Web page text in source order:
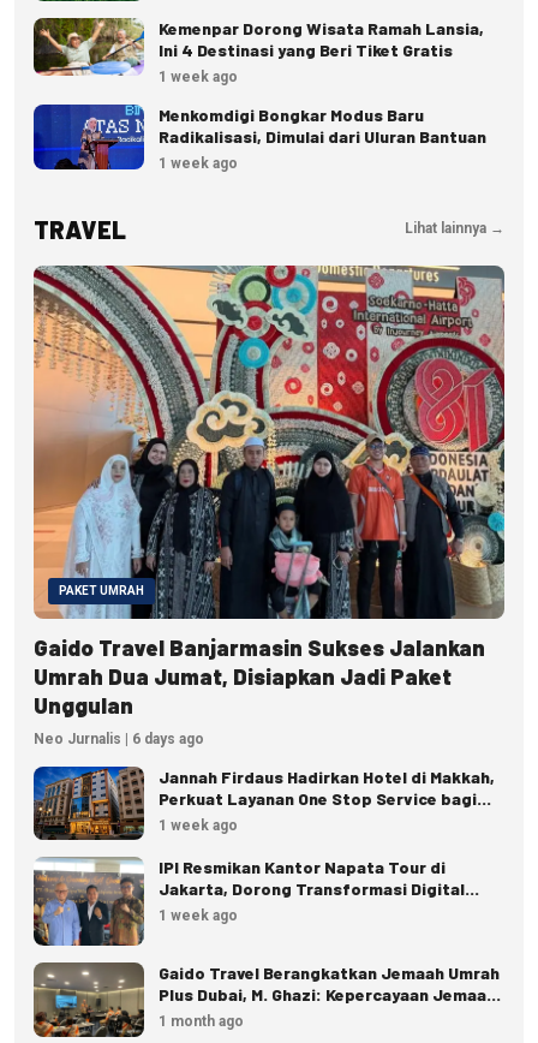
Kemenpar Dorong Wisata Ramah Lansia,
Ini 4 Destinasi yang Beri Tiket Gratis
1 week ago
Menkomdigi Bongkar Modus Baru
Radikalisasi, Dimulai dari Uluran Bantuan
1 week ago
TRAVEL Lihat lainnya →
PAKET UMRAH
Gaido Travel Banjarmasin Sukses Jalankan
Umrah Dua Jumat, Disiapkan Jadi Paket
Unggulan
Neo Jurnalis | 6 days ago
Jannah Firdaus Hadirkan Hotel di Makkah,
Perkuat Layanan One Stop Service bagi
Jemaah
1 week ago
IPI Resmikan Kantor Napata Tour di
Jakarta, Dorong Transformasi Digital
Pariwisata
1 week ago
Gaido Travel Berangkatkan Jemaah Umrah
Plus Dubai, M. Ghazi: Kepercayaan Jemaah
Terus Meningkat
1 month ago